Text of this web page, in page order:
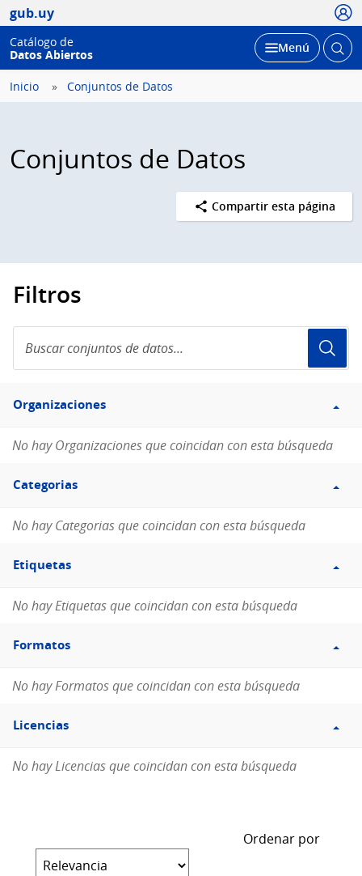
gub.uy
Catálogo de
Datos Abiertos
Desplegar
Menú Abrir
Inicio Conjuntos de Datos
Conjuntos de Datos
Compartir esta página
Filtros
conjuntos
de
Filtro
Organizaciones
Organizaciones
No hay Organizaciones que coincidan con esta búsqueda
Filtro
Categorias
Categorias
No hay Categorias que coincidan con esta búsqueda
Filtro
Etiquetas
Etiquetas
No hay Etiquetas que coincidan con esta búsqueda
Filtro
Formatos
Formatos
No hay Formatos que coincidan con esta búsqueda
Filtro
Licencias
Licencias
No hay Licencias que coincidan con esta búsqueda
Ordenar por